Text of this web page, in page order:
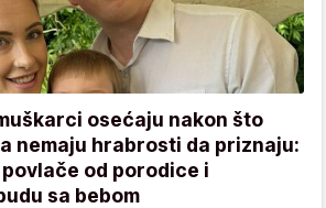
osećaju nakon što
nemaju hrabrosti da priznaju:
od porodice i
sa bebom